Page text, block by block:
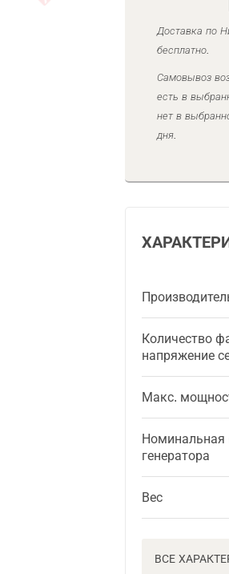
Доставка по
бесплатно.
Самовывоз
есть в
нет в
дня.
Количество
напряжение
Макс.
генератора
Вес
ВСЕ